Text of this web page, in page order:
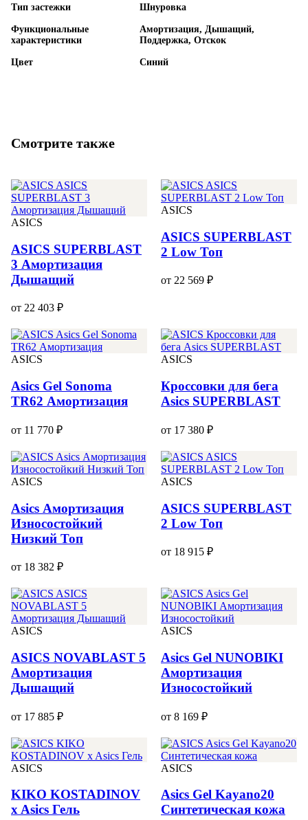
Тип застежки Шнуровка
Функциональные
характеристики
Амортизация, Дышащий,
Поддержка, Oтскок
Цвет Синий
Смотрите также
ASICS
ASICS SUPERBLAST
3 Амортизация
Дышащий
от 22 403 ₽
ASICS
ASICS SUPERBLAST
2 Low Топ
от 22 569 ₽
ASICS
Asics Gel Sonoma
TR62 Амортизация
от 11 770 ₽
ASICS
Кроссовки для бега
Asics SUPERBLAST
от 17 380 ₽
ASICS
Asics Амортизация
Износостойкий
Низкий Топ
от 18 382 ₽
ASICS
ASICS SUPERBLAST
2 Low Топ
от 18 915 ₽
ASICS
ASICS NOVABLAST 5
Амортизация
Дышащий
от 17 885 ₽
ASICS
Asics Gel NUNOBIKI
Амортизация
Износостойкий
от 8 169 ₽
ASICS
KIKO KOSTADINOV
x Asics Гель
ASICS
Asics Gel Kayano20
Синтетическая кожа